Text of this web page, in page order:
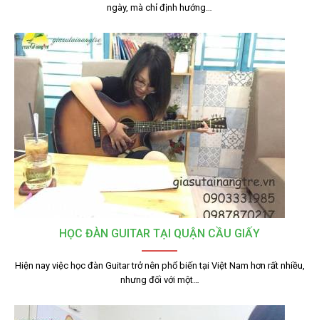
ngày, mà chỉ định hướng…
HỌC ĐÀN GUITAR TẠI QUẬN CẦU GIẤY
Hiện nay việc học đàn Guitar trở nên phổ biến tại Việt Nam hơn rất nhiều,
nhưng đối với một…